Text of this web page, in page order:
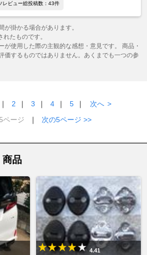
レビュー総投稿数：43件
掛かる場合があります。
たものです。
使用した際の主観的な感想・意見です。 商品・
価するものではありません。あくまでも一つの参
｜ 2 ｜ 3 ｜ 4 ｜ 5 ｜ 次へ >
ページ
｜ 次の5ページ >>
商品
4.41